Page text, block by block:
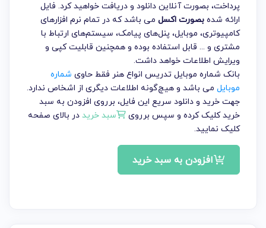
پرداخت، بصورت آنلاین دانلود و دریافت خواهید کرد. فایل
ارائه شدهبصورت اکسل می باشد که در تمام نرم افزارهای
کامپیوتری، موبایل، پنل‌های پیامک، سیستم‌های ارتباط با
مشتری و ... قابل استفاده بوده و همچنین قابلیت کپی و
ویرایش اطلاعات خواهد داشت.
بانک شماره موبایل تدریس انواع هنر فقط حاوی شماره
موبایل می باشد و هیچ‌گونه اطلاعات دیگری از اشخاص ندارد.
جهت خرید و دانلود سریع این فایل، برروی افزودن به سبد
خرید کلیک کرده و سپس برروی
سبد خریددر بالای صفحه
کلیک نمایید.
افزودن به سبد خرید